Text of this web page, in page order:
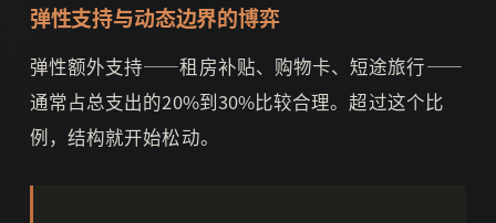
弹性支持与动态边界的博弈
弹性额外支持——租房补贴、购物卡、短途旅行——
通常占总支出的20%到30%比较合理。超过这个比
例，结构就开始松动。